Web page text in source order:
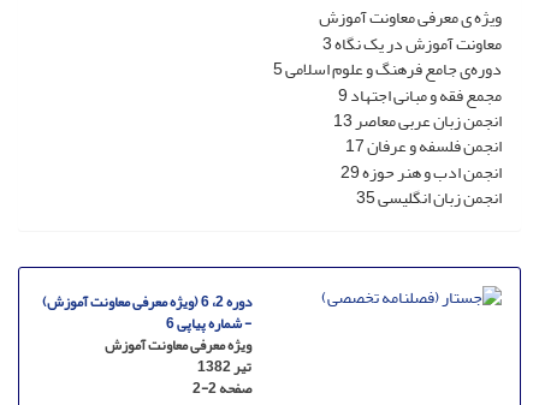
ویژه ی معرفی معاونت آموزش
معاونت آموزش در یک نگاه 3
دوره‌ی جامع فرهنگ و علوم اسلامی 5
مجمع فقه و مبانی اجتهاد 9
انجمن زبان عربی معاصر 13
انجمن فلسفه و عرفان 17
انجمن ادب و هنر حوزه 29
انجمن زبان انگلیسی 35
دوره 2، 6 (ویژه معرفی معاونت آموزش)
- شماره پیاپی 6
ویژه معرفی معاونت آموزش
تیر 1382
صفحه2-2